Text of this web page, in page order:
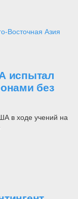
Восточная Азия
испытал
без
в ходе учений на